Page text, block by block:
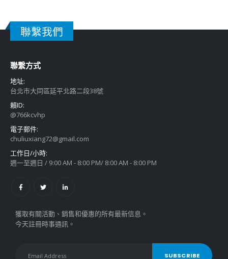
聯繫我們
聯繫方式
地址:
台北市大同區延平北路二段38號
賴ID:
@766kcvhp
電子郵件:
chuliuxiang72@gmail.com
工作日/小時:
週一至週日 / 9:00 AM - 8:00 PM/ 8:00 AM - 8:00 PM
獲取有關活動、銷售和優惠的所有最新信息。
今天註冊時事通訊。